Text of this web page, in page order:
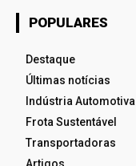
POPULARES
Destaque
Últimas notícias
Indústria Automotiva
Frota Sustentável
Transportadoras